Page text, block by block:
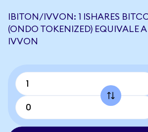
IBITON/IVVON: 1 ISHARES
(ONDO TOKENIZED) EQUIVALE
IVVON